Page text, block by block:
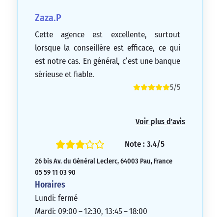
Zaza.P
Cette agence est excellente, surtout
lorsque la conseillère est efficace, ce qui
est notre cas. En général, c’est une banque
sérieuse et fiable.
5/5
Voir plus d'avis
Note : 3.4/5
26 bis Av. du Général Leclerc, 64003 Pau, France
05 59 11 03 90
Horaires
Lundi: fermé
Mardi: 09:00 – 12:30, 13:45 – 18:00